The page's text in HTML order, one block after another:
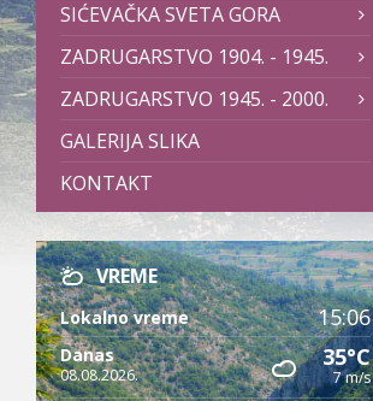
SIĆEVAČKA SVETA GORA
ZADRUGARSTVO 1904. - 1945.
ZADRUGARSTVO 1945. - 2000.
GALERIJA SLIKA
KONTAKT
VREME
Lokalno vreme 15:06
Danas
08.08.2026.
35°C
7 m/s